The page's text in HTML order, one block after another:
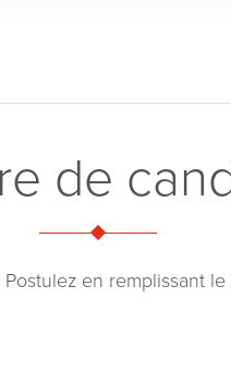
de
en remplissant